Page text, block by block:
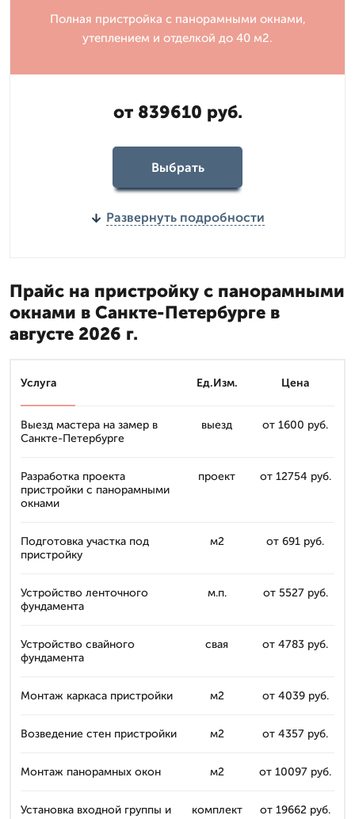
Полная пристройка с панорамными окнами,
утеплением и отделкой до 40 м2.
от 839610 руб.
Выбрать
Развернуть подробности
Прайс на пристройку с панорамными
окнами в Санкте-Петербурге в
августе 2026 г.
Услуга Ед.Изм. Цена
Выезд мастера на замер в
Санкте-Петербурге
выезд от 1600 руб.
Разработка проекта
пристройки с панорамными
окнами
проект от 12754 руб.
Подготовка участка под
пристройку
м2 от 691 руб.
Устройство ленточного
фундамента
м.п. от 5527 руб.
Устройство свайного
фундамента
свая от 4783 руб.
Монтаж каркаса пристройки м2 от 4039 руб.
Возведение стен пристройки м2 от 4357 руб.
Монтаж панорамных окон м2 от 10097 руб.
Установка входной группы и
комплект от 19662 руб.